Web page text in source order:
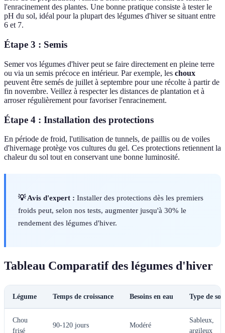
l'enracinement des plantes. Une bonne pratique consiste à tester le
pH du sol, idéal pour la plupart des légumes d'hiver se situant entre
6 et 7.
Étape 3 : Semis
Semer vos légumes d'hiver peut se faire directement en pleine terre
ou via un semis précoce en intérieur. Par exemple, les choux
peuvent être semés de juillet à septembre pour une récolte à partir de
fin novembre. Veillez à respecter les distances de plantation et à
arroser régulièrement pour favoriser l'enracinement.
Étape 4 : Installation des protections
En période de froid, l'utilisation de tunnels, de paillis ou de voiles
d'hivernage protège vos cultures du gel. Ces protections retiennent la
chaleur du sol tout en conservant une bonne luminosité.
💡 Avis d'expert : Installer des protections dès les premiers
froids peut, selon nos tests, augmenter jusqu'à 30% le
rendement des légumes d'hiver.
Tableau Comparatif des légumes d'hiver
Légume Temps de croissance Besoins en eau Type de sol
Chou
frisé
90-120 jours Modéré
Sableux,
argileux